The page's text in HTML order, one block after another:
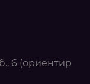
6 (ориентир